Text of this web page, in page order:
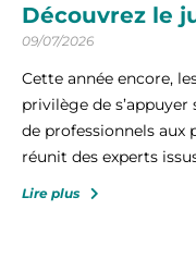
Découvrez le
09/07/2026
Cette année encore,
privilège de
de professionnels aux
réunit des experts
Lire plus